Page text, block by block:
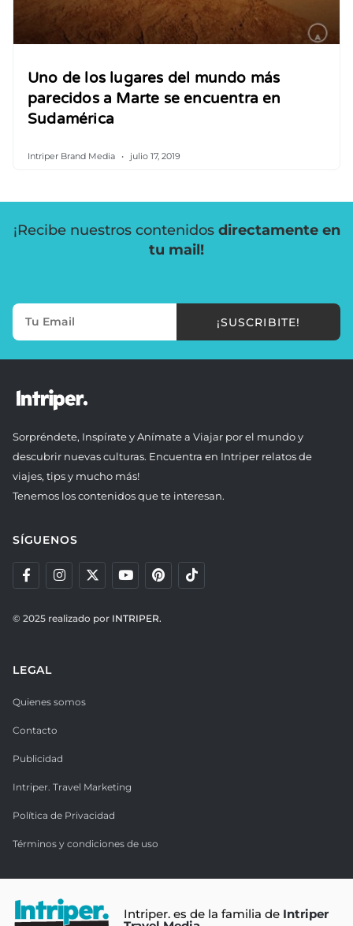
Uno de los lugares del mundo más
parecidos a Marte se encuentra en
Sudamérica
Intriper Brand Media julio 17, 2019
¡Recibe nuestros contenidos directamente en
tu mail!
¡SUSCRIBITE!
Sorpréndete, Inspírate y Anímate a Viajar por el mundo y
descubrir nuevas culturas. Encuentra en Intriper relatos de
viajes, tips y mucho más!
Tenemos los contenidos que te interesan.
SÍGUENOS
© 2025 realizado por INTRIPER.
LEGAL
Quienes somos
Contacto
Publicidad
Intriper. Travel Marketing
Política de Privacidad
Términos y condiciones de uso
Intriper. es de la familia de Intriper